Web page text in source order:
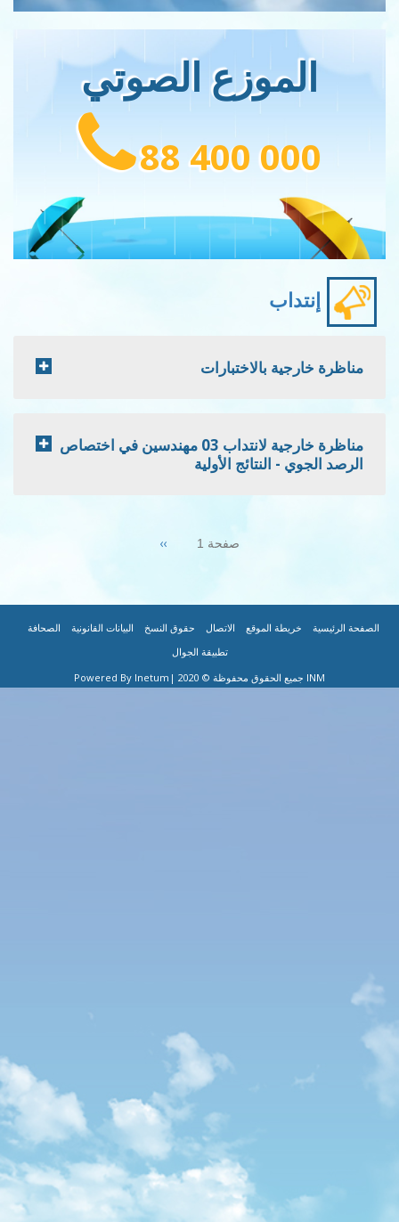
الصوتي
88 400
بالاختبارات
مناظرة خارجية لانتداب 03 مهندسين في اختصاص
الأولية
الموقع|الاتصال| حقوق النسخ|البيانات القانونية|الصحافة
|Powered By Inetum